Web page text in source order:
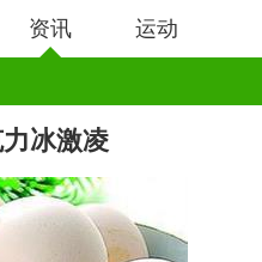
资讯 运动
冰激凌